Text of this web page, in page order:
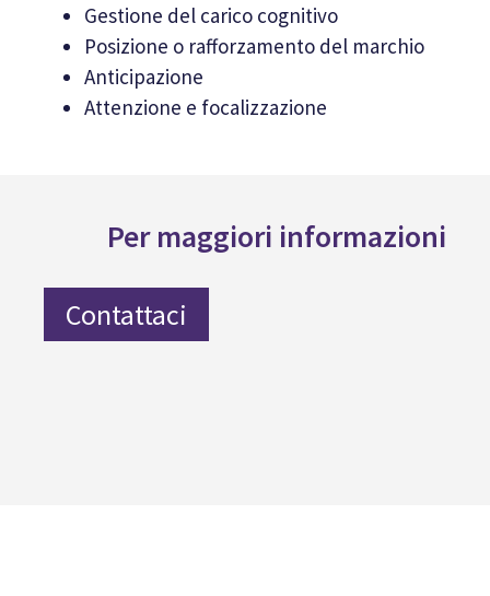
Gestione del carico cognitivo
Posizione o rafforzamento del marchio
Anticipazione
Attenzione e focalizzazione
Per maggiori informazioni
Contattaci